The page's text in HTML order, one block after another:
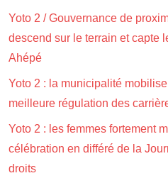
Yoto 2 / Gouvernance de
descend sur le terrain et capte
Ahépé
Yoto 2 : la municipalité
meilleure régulation des
Yoto 2 : les femmes fortement
célébration en différé de la
droits